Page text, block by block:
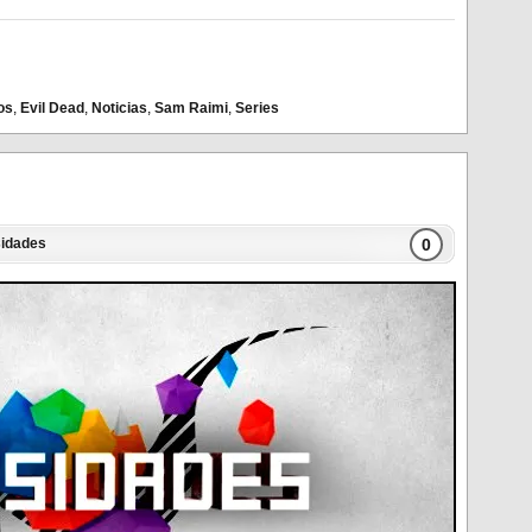
, Evil Dead, Noticias, Sam Raimi, Series
0